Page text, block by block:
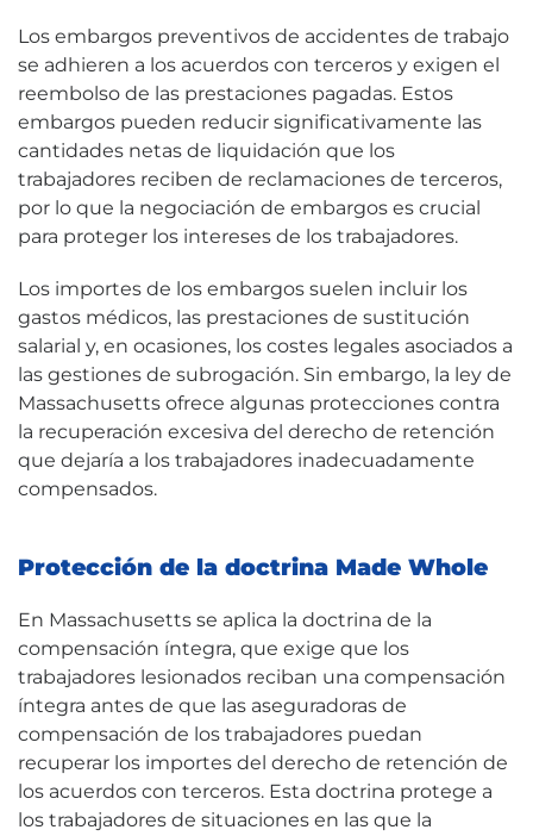
Los embargos preventivos de accidentes de trabajo
se adhieren a los acuerdos con terceros y exigen el
reembolso de las prestaciones pagadas. Estos
embargos pueden reducir significativamente las
cantidades netas de liquidación que los
trabajadores reciben de reclamaciones de terceros,
por lo que la negociación de embargos es crucial
para proteger los intereses de los trabajadores.
Los importes de los embargos suelen incluir los
gastos médicos, las prestaciones de sustitución
salarial y, en ocasiones, los costes legales asociados a
las gestiones de subrogación. Sin embargo, la ley de
Massachusetts ofrece algunas protecciones contra
la recuperación excesiva del derecho de retención
que dejaría a los trabajadores inadecuadamente
compensados.
Protección de la doctrina Made Whole
En Massachusetts se aplica la doctrina de la
compensación íntegra, que exige que los
trabajadores lesionados reciban una compensación
íntegra antes de que las aseguradoras de
compensación de los trabajadores puedan
recuperar los importes del derecho de retención de
los acuerdos con terceros. Esta doctrina protege a
los trabajadores de situaciones en las que la